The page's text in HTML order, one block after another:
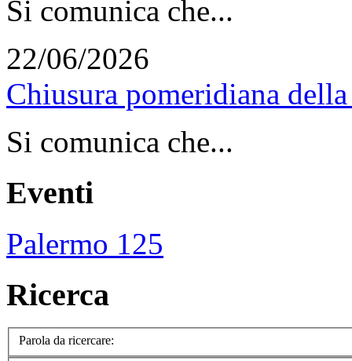
Si comunica che...
22/06/2026
Chiusura pomeridiana
Si comunica che...
Eventi
Palermo 125
Ricerca
Parola da ricercare: